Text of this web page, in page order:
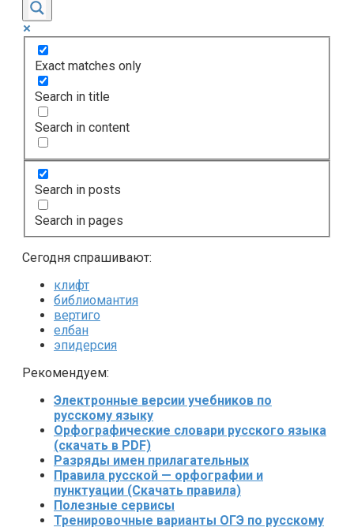
Exact matches only
Search in title
Search in content
Search in posts
Search in pages
Сегодня спрашивают:
клифт
библиомантия
вертиго
елбан
эпидерсия
Рекомендуем:
Электронные версии учебников по
русскому языку
Орфографические словари русского языка
(скачать в PDF)
Разряды имен прилагательных
Правила русской — орфографии и
пунктуации (Скачать правила)
Полезные сервисы
Тренировочные варианты ОГЭ по русскому